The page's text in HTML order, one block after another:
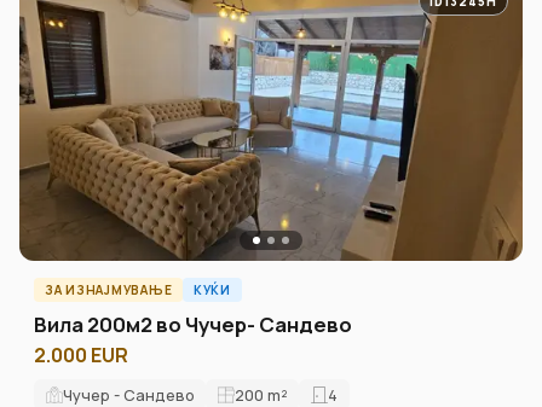
ЗА ИЗНАЈМУВАЊЕ КУЌИ
Вила 200м2 во Чучер- Сандево
2.000 EUR
Чучер - Сандево 200 m² 4